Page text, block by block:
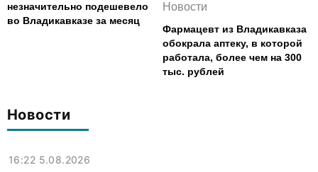
Новости
16:22 5.08.2026
незначительно подешевело
во Владикавказе за месяц
Новости
Фармацевт из Владикавказа
обокрала аптеку, в которой
работала, более чем на 300
тыс. рублей